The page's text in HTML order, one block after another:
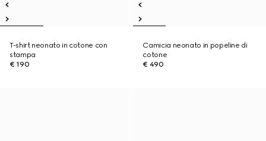
T-shirt neonato in cotone con
stampa
€ 190
Camicia neonato in popeline di
cotone
€ 490